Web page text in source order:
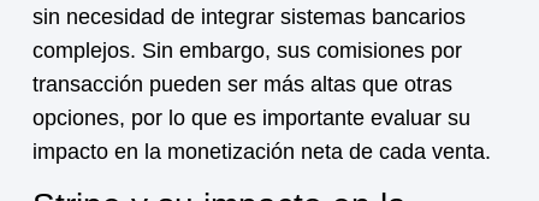
sin necesidad de integrar sistemas bancarios
complejos. Sin embargo, sus comisiones por
transacción pueden ser más altas que otras
opciones, por lo que es importante evaluar su
impacto en la monetización neta de cada venta.